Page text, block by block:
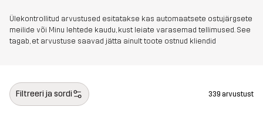
Ülekontrollitud arvustused esitatakse kas automaatsete ostujärgsete
meilide või Minu lehtede kaudu, kust leiate varasemad tellimused. See
tagab, et arvustuse saavad jätta ainult toote ostnud kliendid
Filtreeri ja sordi 339 arvustust